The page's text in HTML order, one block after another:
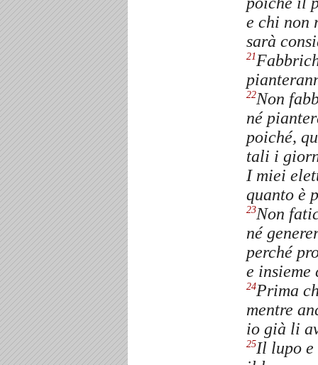
e chi non
sarà
21
22Non
né
poiché,
tali i
I miei
quanto è
23Non
né
perché
e insieme
24Prima
mentre
io già li
25Il lupo e